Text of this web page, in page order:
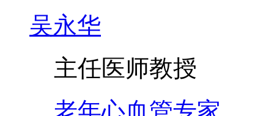
吴永华
主任医师教授
老年心血管专家